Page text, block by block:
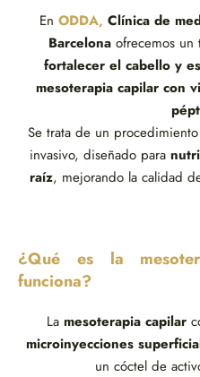
En ODDA, Clínica de
Barcelona ofrecemos un
fortalecer el cabello y
mesoterapia capilar con
Se trata de un
invasivo, diseñado para
raíz, mejorando la calidad
¿Qué es la
funciona?
La mesoterapia capilar
microinyecciones
un cóctel de